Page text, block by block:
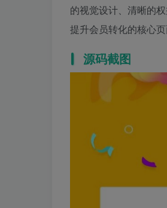
的视觉设计、清晰的
提升会员转化的核心
源码截图